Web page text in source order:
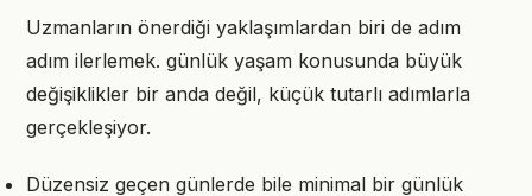
Uzmanların önerdiği yaklaşımlardan biri de adım
adım ilerlemek. günlük yaşam konusunda büyük
değişiklikler bir anda değil, küçük tutarlı adımlarla
gerçekleşiyor.
Düzensiz geçen günlerde bile minimal bir günlük